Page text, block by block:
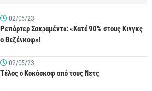
02/05/23
Ρεπόρτερ Σακραμέντο: «Κατά 90% στους Κινγκς
ο Βεζένκοφ»!
02/05/23
Τέλος ο Κοκόσκοφ από τους Νετς